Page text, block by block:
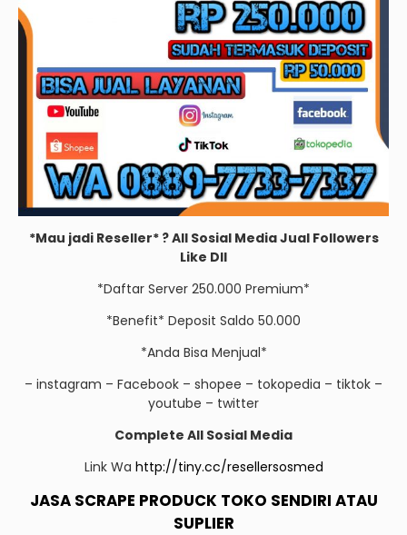
*Mau jadi Reseller* ? All Sosial Media Jual Followers
Like Dll
*Daftar Server 250.000 Premium*
*Benefit* Deposit Saldo 50.000
*Anda Bisa Menjual*
– instagram – Facebook – shopee – tokopedia – tiktok –
youtube – twitter
Complete All Sosial Media
Link Wa http://tiny.cc/resellersosmed
JASA SCRAPE PRODUCK TOKO SENDIRI ATAU
SUPLIER